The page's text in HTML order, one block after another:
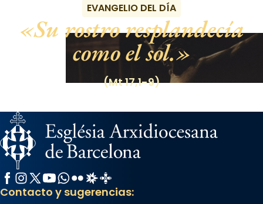
EVANGELIO DEL DÍA
Su rostro resplandecía
como el sol.
(Mt 17,1-9)
Facebook
Instagram
X / Twitter
YouTube
WhatsApp
FlickrRadio Estel
Catalunya Cristiana
Contacto y sugerencias: